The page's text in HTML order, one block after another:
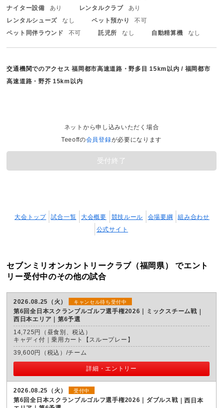
ナイター設備
あり レンタルクラブ
あり
レンタルシューズ
なし ペット預かり
不可
ペット同伴ラウンド
不可 託児所 なし 自動精算機 なし
交通機関でのアクセス福岡都市高速道路・野多目 15km以内 / 福岡都市
高速道路・野芥 15km以内
ネットから申し込みいただく場合
Teeoffの会員登録が必要になります
受付終了
大会トップ 試合一覧 大会概要 競技ルール 会場要綱
組み合わせ
公式サイト
セブンミリオンカントリークラブ（福岡県） でエント
リー受付中のその他の試合
2026.08.25（火） キャンセル待ち受付中
第6回全日本スクランブルゴルフ選手権2026｜ミックスチーム戦
西日本エリア｜第6予選
14,725円（昼食別、税込）
キャディ付｜乗用カート【スループレー】
39,600円（税込）/チーム
詳細・エントリー
2026.08.25（火） 受付中
第6回全日本スクランブルゴルフ選手権2026｜ダブルス戦
西日本